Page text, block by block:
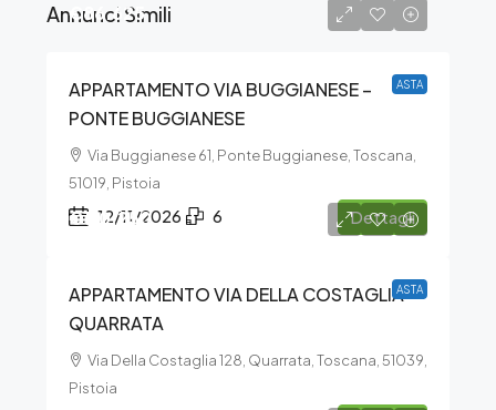
Annunci Simili
ASTA
€86.625
APPARTAMENTO VIA BUGGIANESE –
PONTE BUGGIANESE
Via Buggianese 61, Ponte Buggianese, Toscana,
51019, Pistoia
12/11/2026 6 Dettagli
ASTA
€110.250
APPARTAMENTO VIA DELLA COSTAGLIA –
QUARRATA
Via Della Costaglia 128, Quarrata, Toscana, 51039,
Pistoia